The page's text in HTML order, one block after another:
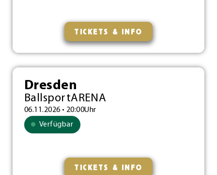
TICKETS & INFO
Dresden
BallsportARENA
06.11.2026 • 20:00Uhr
Verfügbar
TICKETS & INFO